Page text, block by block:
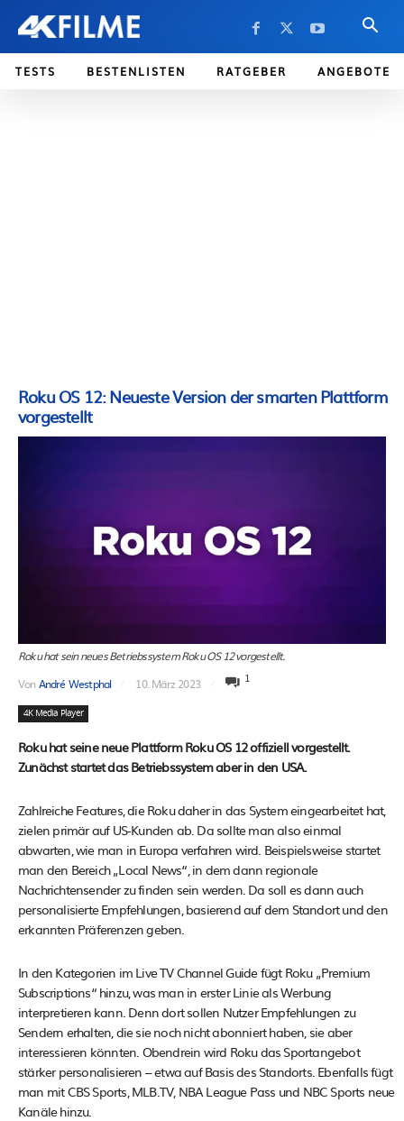
TESTS BESTENLISTEN RATGEBER ANGEBOTE
Roku OS 12: Neueste Version der smarten Plattform
vorgestellt
Roku hat sein neues Betriebssystem Roku OS 12 vorgestellt.
VonAndré Westphal 10. März 2023 1
4K Media Player
Roku hat seine neue Plattform Roku OS 12 offiziell vorgestellt.
Zunächst startet das Betriebssystem aber in den USA.
Zahlreiche Features, die Roku daher in das System eingearbeitet hat,
zielen primär auf US-Kunden ab. Da sollte man also einmal
abwarten, wie man in Europa verfahren wird. Beispielsweise startet
man den Bereich „Local News“, in dem dann regionale
Nachrichtensender zu finden sein werden. Da soll es dann auch
personalisierte Empfehlungen, basierend auf dem Standort und den
erkannten Präferenzen geben.
In den Kategorien im Live TV Channel Guide fügt Roku „Premium
Subscriptions“ hinzu, was man in erster Linie als Werbung
interpretieren kann. Denn dort sollen Nutzer Empfehlungen zu
Sendern erhalten, die sie noch nicht abonniert haben, sie aber
interessieren könnten. Obendrein wird Roku das Sportangebot
stärker personalisieren – etwa auf Basis des Standorts. Ebenfalls fügt
man mit CBS Sports, MLB.TV, NBA League Pass und NBC Sports neue
Kanäle hinzu.